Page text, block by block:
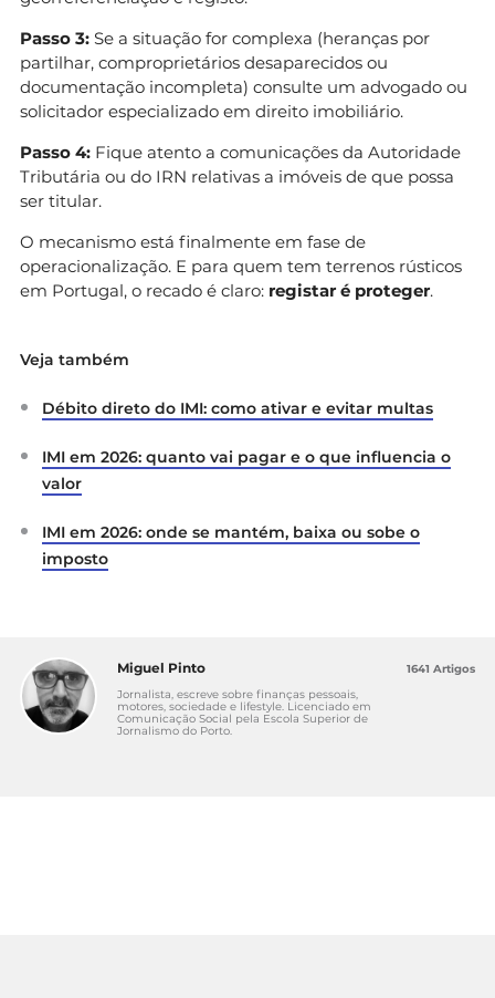
Passo 3: Se a situação for complexa (heranças por
partilhar, comproprietários desaparecidos ou
documentação incompleta) consulte um advogado ou
solicitador especializado em direito imobiliário.
Passo 4: Fique atento a comunicações da Autoridade
Tributária ou do IRN relativas a imóveis de que possa
ser titular.
O mecanismo está finalmente em fase de
operacionalização. E para quem tem terrenos rústicos
em Portugal, o recado é claro: registar é proteger.
Veja também
Débito direto do IMI: como ativar e evitar multas
IMI em 2026: quanto vai pagar e o que influencia o
valor
IMI em 2026: onde se mantém, baixa ou sobe o
imposto
Miguel Pinto
Jornalista, escreve sobre finanças pessoais,
motores, sociedade e lifestyle. Licenciado em
Comunicação Social pela Escola Superior de
Jornalismo do Porto.
1641 Artigos